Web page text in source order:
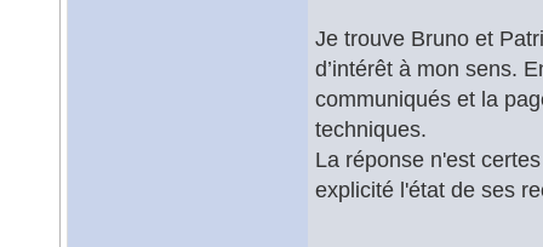
Je trouve Bruno et
d’intérêt à mon sens.
communiqués et la
techniques.
La réponse n'est
explicité l'état de ses